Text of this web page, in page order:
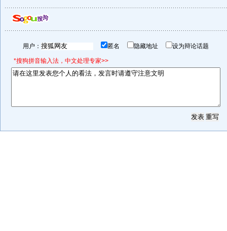
用户： 匿名 隐藏地址 设为辩论话题
*搜狗拼音输入法，中文处理专家>>